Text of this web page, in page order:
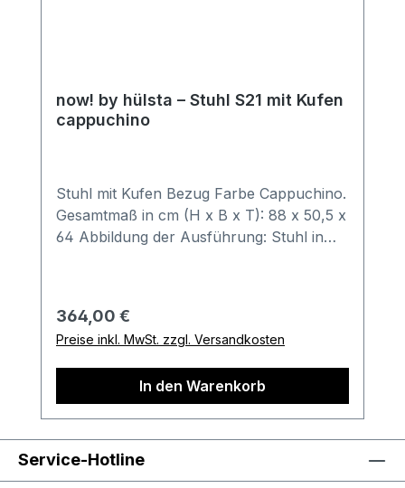
now! by hülsta – Stuhl S21 mit Kufen
cappuchino
Stuhl mit Kufen Bezug Farbe Cappuchino.
Gesamtmaß in cm (H x B x T): 88 x 50,5 x
64 Abbildung der Ausführung: Stuhl in
gebürstetem Edelstahl Sitzfläche und
Rückenlehne mit Bezug in Flachgewebe
mit Softeffekt (Material 100% Polyester)
Sitzhöhe max: 49 cm Bestell-
freundliches Verkäuferteam bei Ihnen
Regulärer Preis:
364,00 €
Preise inkl. MwSt. zzgl. Versandkosten
In den Warenkorb
Service-Hotline